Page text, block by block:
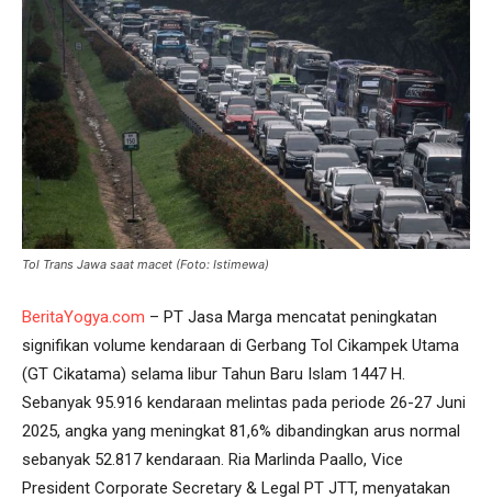
Tol Trans Jawa saat macet (Foto: Istimewa)
BeritaYogya.com – PT Jasa Marga mencatat peningkatan
signifikan volume kendaraan di Gerbang Tol Cikampek Utama
(GT Cikatama) selama libur Tahun Baru Islam 1447 H.
Sebanyak 95.916 kendaraan melintas pada periode 26-27 Juni
2025, angka yang meningkat 81,6% dibandingkan arus normal
sebanyak 52.817 kendaraan. Ria Marlinda Paallo, Vice
President Corporate Secretary & Legal PT JTT, menyatakan